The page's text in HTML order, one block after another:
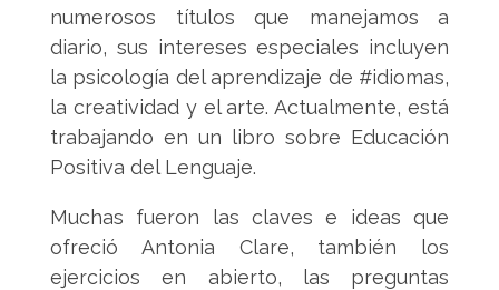
numerosos títulos que manejamos a
diario, sus intereses especiales incluyen
la psicología del aprendizaje de #idiomas,
la creatividad y el arte. Actualmente, está
trabajando en un libro sobre Educación
Positiva del Lenguaje.
Muchas fueron las claves e ideas que
ofreció Antonia Clare, también los
ejercicios en abierto, las preguntas